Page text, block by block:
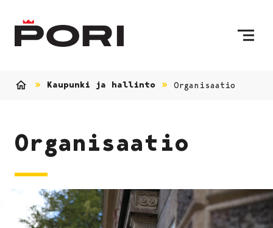
Kaupunki ja hallinto Organisaatio
Organisaatio